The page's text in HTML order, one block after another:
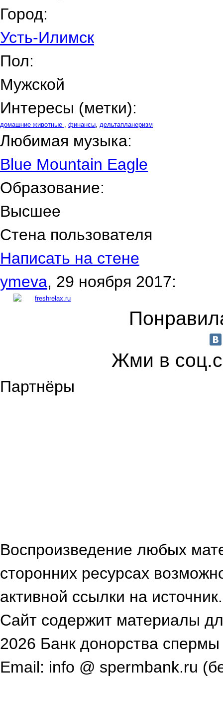
Город:
Усть-Илимск
Пол:
Мужской
Интересы (метки):
домашние животные , финансы, дельтапланеризм
Любимая музыка:
Blue Mountain Eagle
Образование:
Высшее
Стена пользователя
Написать на стене
ymeva, 29 ноября 2017:
freshrelax.ru
Жми в
Партнёры
Воспроизведение любых
сторонних ресурсах
активной ссылки на источник.
Сайт содержит материалы
2026 Банк донорства
Email: info @ spermbank.ru